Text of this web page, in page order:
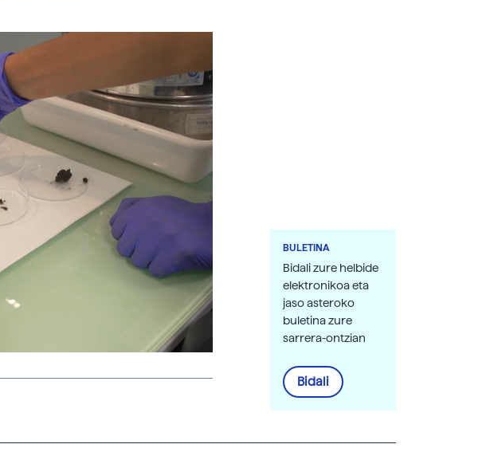
BULETINA
Bidali zure helbide
elektronikoa eta
jaso asteroko
buletina zure
sarrera-ontzian
Bidali